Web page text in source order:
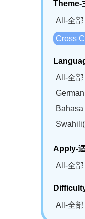
Theme-
All-全部
Cross
All-全部
Apply-
All-全部
All-全部